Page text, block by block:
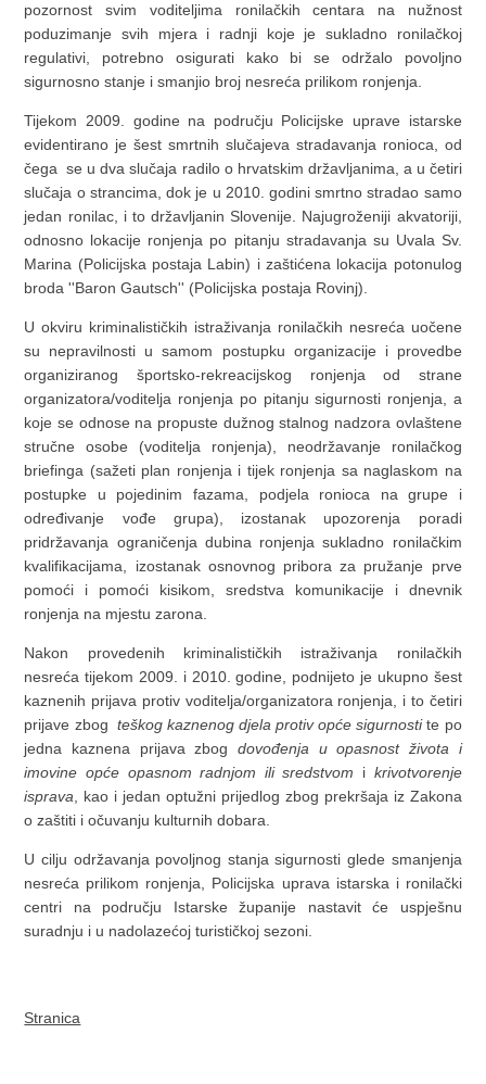
pozornost svim voditeljima ronilačkih centara na nužnost
poduzimanje svih mjera i radnji koje je sukladno ronilačkoj
regulativi, potrebno osigurati kako bi se održalo povoljno
sigurnosno stanje i smanjio broj nesreća prilikom ronjenja.
Tijekom 2009. godine na području Policijske uprave istarske
evidentirano je šest smrtnih slučajeva stradavanja ronioca, od
čega se u dva slučaja radilo o hrvatskim državljanima, a u četiri
slučaja o strancima, dok je u 2010. godini smrtno stradao samo
jedan ronilac, i to državljanin Slovenije. Najugroženiji akvatoriji,
odnosno lokacije ronjenja po pitanju stradavanja su Uvala Sv.
Marina (Policijska postaja Labin) i zaštićena lokacija potonulog
broda ''Baron Gautsch'' (Policijska postaja Rovinj).
U okviru kriminalističkih istraživanja ronilačkih nesreća uočene
su nepravilnosti u samom postupku organizacije i provedbe
organiziranog športsko-rekreacijskog ronjenja od strane
organizatora/voditelja ronjenja po pitanju sigurnosti ronjenja, a
koje se odnose na propuste dužnog stalnog nadzora ovlaštene
stručne osobe (voditelja ronjenja), neodržavanje ronilačkog
briefinga (sažeti plan ronjenja i tijek ronjenja sa naglaskom na
postupke u pojedinim fazama, podjela ronioca na grupe i
određivanje vođe grupa), izostanak upozorenja poradi
pridržavanja ograničenja dubina ronjenja sukladno ronilačkim
kvalifikacijama, izostanak osnovnog pribora za pružanje prve
pomoći i pomoći kisikom, sredstva komunikacije i dnevnik
ronjenja na mjestu zarona.
Nakon provedenih kriminalističkih istraživanja ronilačkih
nesreća tijekom 2009. i 2010. godine, podnijeto je ukupno šest
kaznenih prijava protiv voditelja/organizatora ronjenja, i to četiri
prijave zbog teškog kaznenog djelaprotiv opće sigurnostite po
jedna kaznena prijava zbog dovođenja u opasnost života i
imovine opće opasnom radnjom ili sredstvom i krivotvorenje
isprava , kao i jedan optužni prijedlog zbog prekršaja iz Zakona
o zaštiti i očuvanju kulturnih dobara.
U cilju održavanja povoljnog stanja sigurnosti glede smanjenja
nesreća prilikom ronjenja, Policijska uprava istarska i ronilački
centri na području Istarske županije nastavit će uspješnu
suradnju i u nadolazećoj turističkoj sezoni.
Stranica